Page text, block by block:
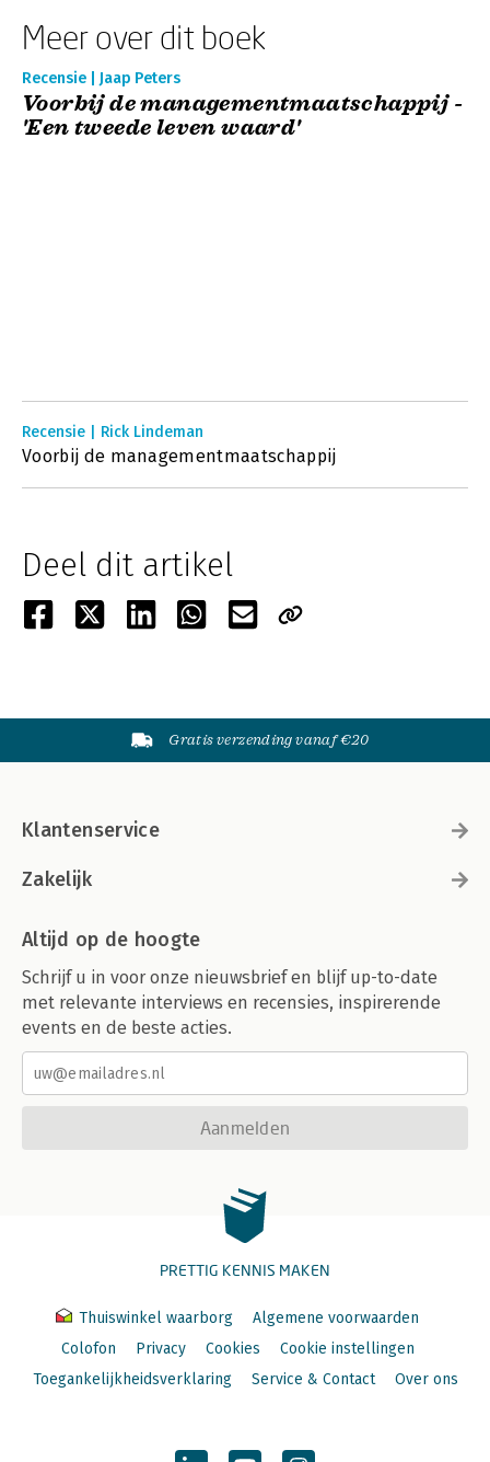
Meer over dit boek
Recensie | Jaap Peters
Voorbij de managementmaatschappij -
'Een tweede leven waard'
Recensie | Rick Lindeman
Voorbij de managementmaatschappij
Deel dit artikel
Gratis verzending vanaf €20
Klantenservice
Zakelijk
Altijd op de hoogte
Schrijf u in voor onze nieuwsbrief en blijf up-to-date
met relevante interviews en recensies, inspirerende
events en de beste acties.
Aanmelden
PRETTIG KENNIS MAKEN
Thuiswinkel waarborg
Algemene voorwaarden
Colofon
Privacy Cookies
Cookie instellingen
Toegankelijkheidsverklaring
Service & Contact Over ons